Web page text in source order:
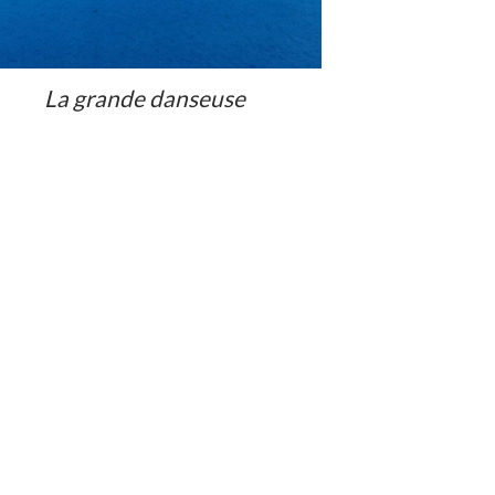
La grande danseuse